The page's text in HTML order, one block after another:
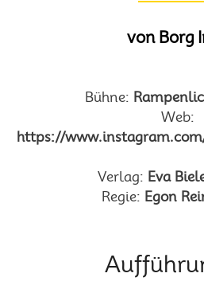
von Borg
Bühne:
Web:
https://
Verlag: Eva
Regie: Egon